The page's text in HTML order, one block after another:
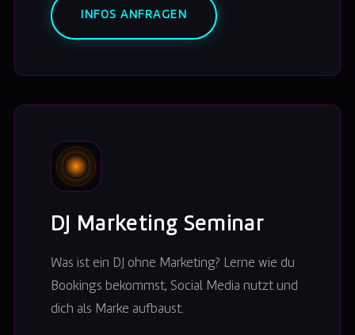
INFOS ANFRAGEN
DJ Marketing Seminar
Was ist ein DJ ohne Marketing? Lerne wie du
Bookings bekommst, Social Media nutzt und
dich als Marke aufbaust.